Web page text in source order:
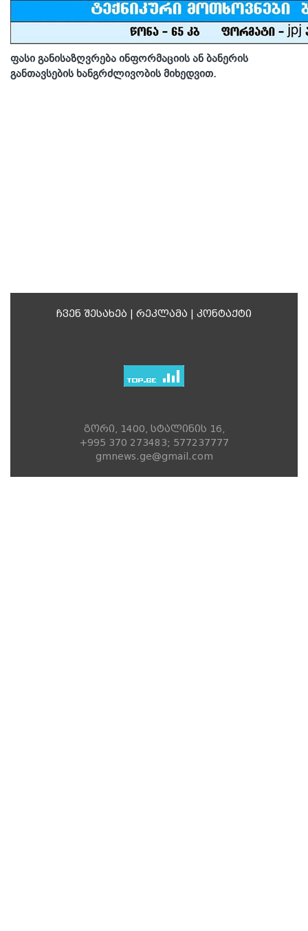
ფასი განისაზღვრება ინფორმაციის ან ბანერის
განთავსების ხანგრძლივობის მიხედვით.
ჩვენ შესახებ რეკლამა კონტაქტი
გორი, 1400, სტალინის 16,
+995 370 273483; 577237777
gmnews.ge@gmail.com